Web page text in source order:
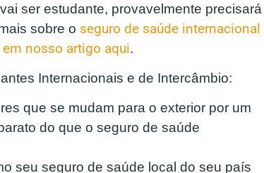
ser estudante, provavelmente precisará
sobre o seguro de saúde internacional
nosso artigo aqui.
Internacionais e de Intercâmbio:
que se mudam para o exterior por um
do que o seguro de saúde
seu seguro de saúde local do seu país